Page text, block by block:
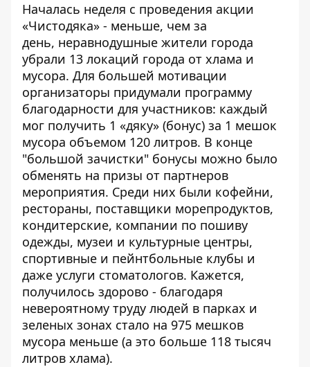
Началась неделя с проведения акции
«Чистодяка» - меньше, чем за
день, неравнодушные жители города
убрали 13 локаций города от хлама и
мусора. Для большей мотивации
организаторы придумали программу
благодарности для участников: каждый
мог получить 1 «дяку» (бонус) за 1 мешок
мусора объемом 120 литров. В конце
"большой зачистки" бонусы можно было
обменять на призы от партнеров
мероприятия. Среди них были кофейни,
рестораны, поставщики морепродуктов,
кондитерские, компании по пошиву
одежды, музеи и культурные центры,
спортивные и пейнтбольные клубы и
даже услуги стоматологов. Кажется,
получилось здорово - благодаря
невероятному труду людей в парках и
зеленых зонах стало на 975 мешков
мусора меньше (а это больше 118 тысяч
литров хлама).